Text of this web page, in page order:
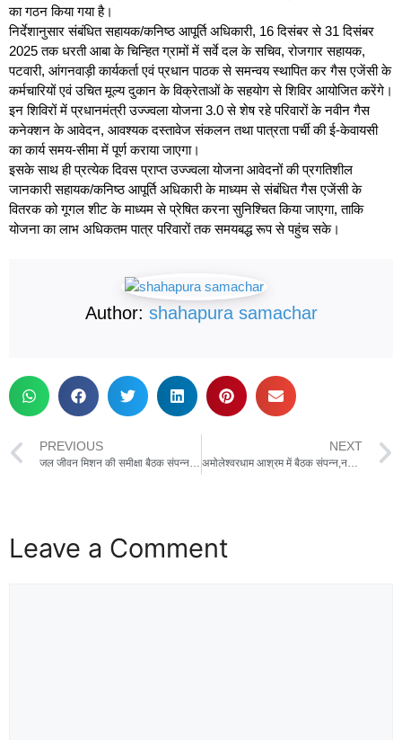
का गठन किया गया है।
निर्देशानुसार संबंधित सहायक/कनिष्ठ आपूर्ति अधिकारी, 16 दिसंबर से 31 दिसंबर
2025 तक धरती आबा के चिन्हित ग्रामों में सर्वे दल के सचिव, रोजगार सहायक,
पटवारी, आंगनवाड़ी कार्यकर्ता एवं प्रधान पाठक से समन्वय स्थापित कर गैस एजेंसी के
कर्मचारियों एवं उचित मूल्य दुकान के विक्रेताओं के सहयोग से शिविर आयोजित करेंगे।
इन शिविरों में प्रधानमंत्री उज्ज्वला योजना 3.0 से शेष रहे परिवारों के नवीन गैस
कनेक्शन के आवेदन, आवश्यक दस्तावेज संकलन तथा पात्रता पर्ची की ई-केवायसी
का कार्य समय-सीमा में पूर्ण कराया जाएगा।
इसके साथ ही प्रत्येक दिवस प्राप्त उज्ज्वला योजना आवेदनों की प्रगतिशील
जानकारी सहायक/कनिष्ठ आपूर्ति अधिकारी के माध्यम से संबंधित गैस एजेंसी के
वितरक को गूगल शीट के माध्यम से प्रेषित करना सुनिश्चित किया जाएगा, ताकि
योजना का लाभ अधिकतम पात्र परिवारों तक समयबद्ध रूप से पहुंच सके।
Author: shahapura samachar
PREVIOUS
जल जीवन मिशन की समीक्षा बैठक संपन्न ,मैकेनिकल संकाय के सहायक यंत्री को नोटिस, दिसंबर में शत-प्रतिशत पूर्णता के निर्देश
NEXT
अमोलेश्वरधाम आश्रम में बैठक संपन्न,नववर्ष 2026 एवं शिवरात्रि महापर्व को लेकर हुई महत्वपूर्ण चर्चाएं
Leave a Comment